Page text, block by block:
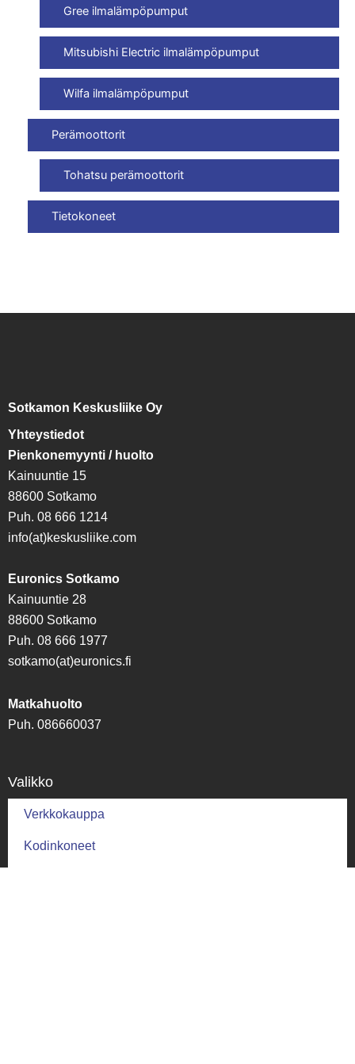
Gree ilmalämpöpumput
Mitsubishi Electric ilmalämpöpumput
Wilfa ilmalämpöpumput
Perämoottorit
Tohatsu perämoottorit
Tietokoneet
Sotkamon Keskusliike Oy
Yhteystiedot
Pienkonemyynti / huolto
Kainuuntie 15
88600 Sotkamo
Puh. 08 666 1214
info(at)keskusliike.com
Euronics Sotkamo
Kainuuntie 28
88600 Sotkamo
Puh. 08 666 1977
sotkamo(at)euronics.fi
Matkahuolto
Puh. 086660037
Valikko
Verkkokauppa
Kodinkoneet